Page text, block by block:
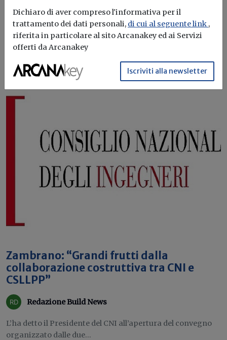
ripensamento della città, l'iniziativa del...
Convegno Città Urbanistica
Zambrano: “Grandi frutti dalla
collaborazione costruttiva tra CNI e
CSLLPP”
Redazione Build News
L’ha detto il Presidente del CNI all’apertura del convegno
organizzato dalle due...
Dichiaro di aver compreso l'informativa per il
trattamento dei dati personali, di cui al seguente link ,
riferita in particolare al sito Arcanakey ed ai Servizi
offerti da Arcanakey
Iscriviti alla newsletter